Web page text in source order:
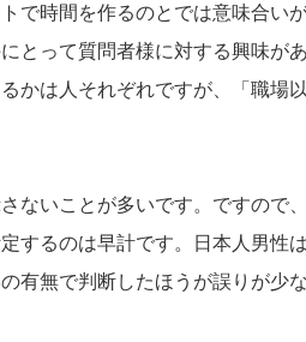
で時間を作るのとでは意味合い
とって質問者様に対する興味が
かは人それぞれですが、「職場
ないことが多いです。ですので
するのは早計です。日本人男性
有無で判断したほうが誤りが少な